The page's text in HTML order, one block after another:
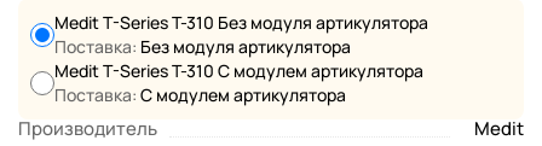
Medit T-Series T-310 Без модуля артикулятора
Поставка: Без модуля артикулятора
Medit T-Series T-310 С модулем артикулятора
Поставка: С модулем артикулятора
Производитель
Medit